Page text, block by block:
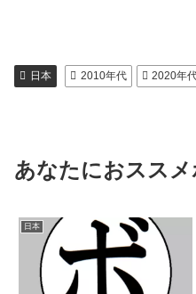
日本 2010年代 2020年
あなたにおスス
日本